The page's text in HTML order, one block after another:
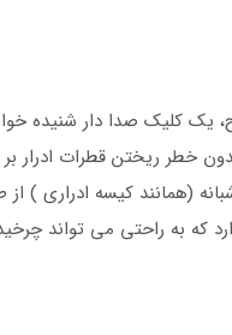
کلیک صدا دار شنیده
خطر ریختن قطرات ادرار
(همانند کیسه ادراری )
که به راحتی می تواند